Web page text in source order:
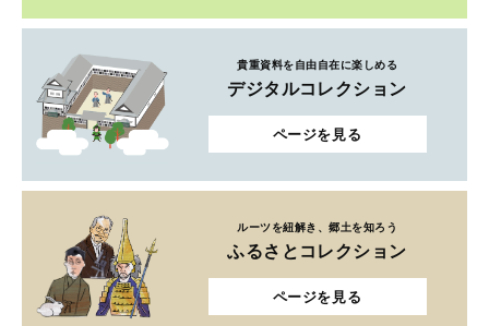
貴重資料を自由自在に楽しめる
デジタルコレクション
ページを見る
ルーツを紐解き、郷土を知ろう
ふるさとコレクション
ページを見る